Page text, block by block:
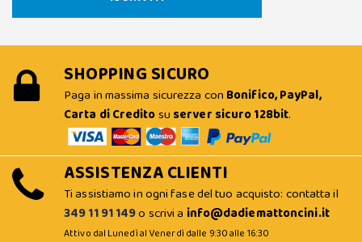
SHOPPING SICURO
Paga in massima sicurezza con Bonifico, PayPal,
Carta di Creditosu server sicuro 128bit.
ASSISTENZA CLIENTI
Ti assistiamo in ogni fase del tuo acquisto: contatta il
349 11 91 149o scrivi a info@dadiemattoncini.it
Attivo dal Lunedì al Venerdì dalle 9:30 alle 16:30